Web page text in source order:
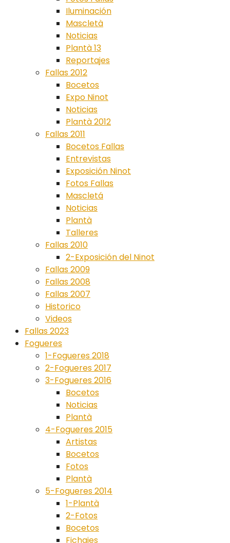
Iluminación
Mascletà
Noticias
Plantà 13
Reportajes
Fallas 2012
Bocetos
Expo Ninot
Noticias
Plantà 2012
Fallas 2011
Bocetos Fallas
Entrevistas
Exposición Ninot
Fotos Fallas
Mascletá
Noticias
Plantà
Talleres
Fallas 2010
2-Exposición del Ninot
Fallas 2009
Fallas 2008
Fallas 2007
Historico
Videos
Fallas 2023
Fogueres
1-Fogueres 2018
2-Fogueres 2017
3-Fogueres 2016
Bocetos
Noticias
Plantà
4-Fogueres 2015
Artistas
Bocetos
Fotos
Plantà
5-Fogueres 2014
1-Plantà
2-Fotos
Bocetos
Fichajes